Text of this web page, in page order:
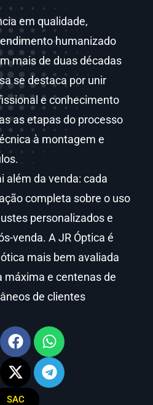
em qualidade,
humanizado
mais de duas décadas
se destaca por unir
e conhecimento
as etapas do processo
à montagem e
além da venda: cada
completa sobre o uso
personalizados e
venda. A JR Óptica é
mais bem avaliada
máxima e centenas de
de clientes
SAC